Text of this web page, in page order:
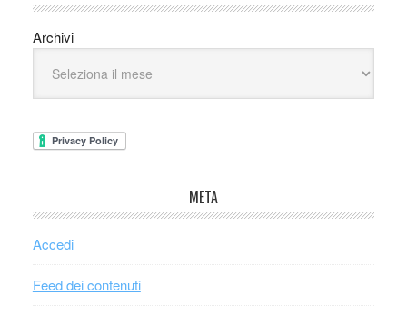
Archivi
META
Accedi
Feed dei contenuti